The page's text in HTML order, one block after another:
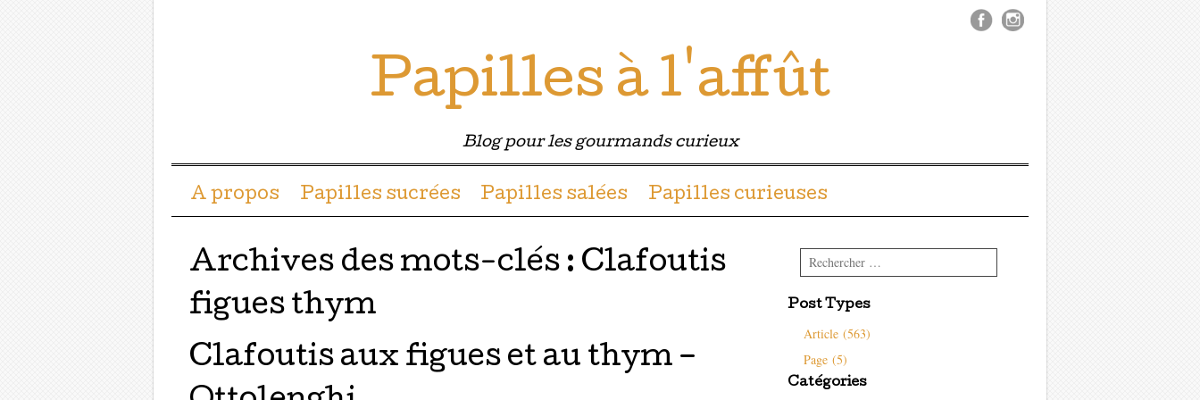
Papilles à l'affût
Blog pour les gourmands curieux
Menu ☰
Passer directement au contenu
A propos Papilles sucrées Papilles salées Papilles curieuses
Archives des mots-clés : Clafoutis
figues thym
Clafoutis aux figues et au thym –
Rechercher
Post Types
Article (563)
Page (5)
Catégories